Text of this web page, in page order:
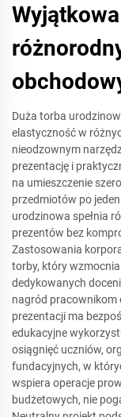
Duża torba
elastyczność w
nieodzownym
prezentację i
na umieszczenie
przedmiotów po
urodzinowa spełnia
prezentów bez
Zastosowania
torby, który
dedykowanych
nagród pracownikom
prezentacji ma
edukacyjne
osiągnięć uczniów,
fundacyjnych, w
wspiera operacje
budżetowych, nie